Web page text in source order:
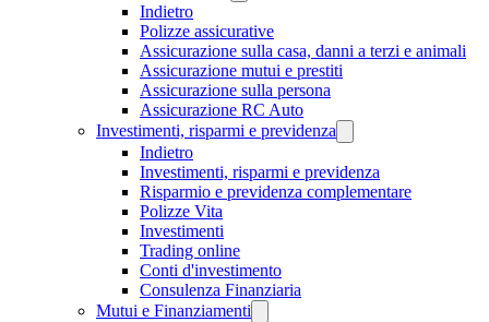
Indietro
Polizze assicurative
Assicurazione sulla casa, danni a terzi e animali
Assicurazione mutui e prestiti
Assicurazione sulla persona
Assicurazione RC Auto
Investimenti, risparmi e previdenza
Indietro
Investimenti, risparmi e previdenza
Risparmio e previdenza complementare
Polizze Vita
Investimenti
Trading online
Conti d'investimento
Consulenza Finanziaria
Mutui e Finanziamenti